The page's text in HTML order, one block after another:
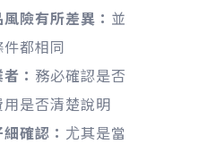
險有所差異： 並
都相同
： 務必確認是否
是否清楚說明
確認： 尤其是當